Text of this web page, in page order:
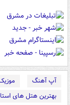
آپ آهنگ
بهترین هتل های